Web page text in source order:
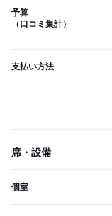
予算
（口コミ集計）
支払い方法
席・設備
個室